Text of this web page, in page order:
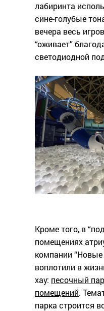
лабиринта
сине-голубые
вечера весь
“оживает”
светодиодной
Кроме того, в
помещениях
компании “Новые
воплотили в
хау: песочный
помещений.
парка строится